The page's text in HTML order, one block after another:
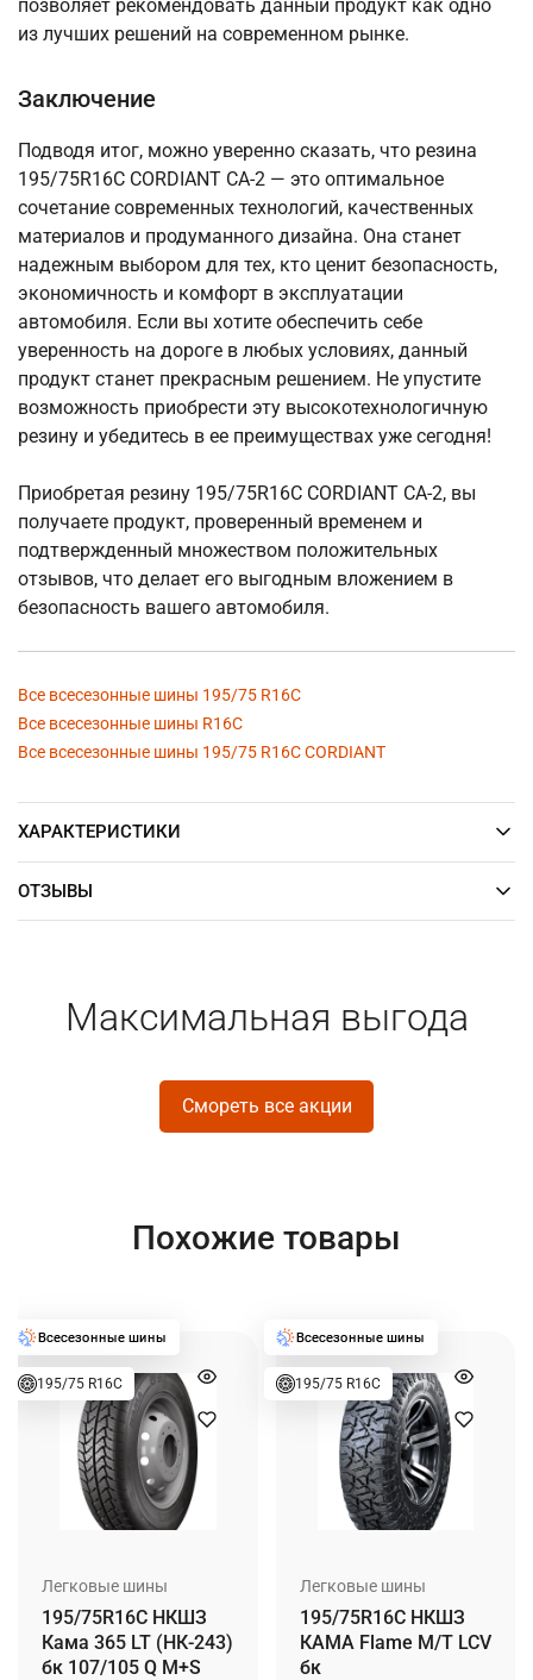
позволяет рекомендовать данный продукт как одно
из лучших решений на современном рынке.
Заключение
Подводя итог, можно уверенно сказать, что резина
195/75R16C CORDIANT CA-2 — это оптимальное
сочетание современных технологий, качественных
материалов и продуманного дизайна. Она станет
надежным выбором для тех, кто ценит безопасность,
экономичность и комфорт в эксплуатации
автомобиля. Если вы хотите обеспечить себе
уверенность на дороге в любых условиях, данный
продукт станет прекрасным решением. Не упустите
возможность приобрести эту высокотехнологичную
резину и убедитесь в ее преимуществах уже сегодня!
Приобретая резину 195/75R16C CORDIANT CA-2, вы
получаете продукт, проверенный временем и
подтвержденный множеством положительных
отзывов, что делает его выгодным вложением в
безопасность вашего автомобиля.
Все всесезонные шины 195/75 R16C
Все всесезонные шины R16C
Все всесезонные шины 195/75 R16C CORDIANT
ХАРАКТЕРИСТИКИ
ОТЗЫВЫ
Максимальная выгода
Смореть все акции
Похожие товары
195/75 R16C
Легковые шины
195/75R16C НКШЗ
Кама 365 LT (НК-243)
бк 107/105 Q M+S
195/75 R16C
Легковые шины
195/75R16C НКШЗ
КАМА Flame М/Т LCV
бк